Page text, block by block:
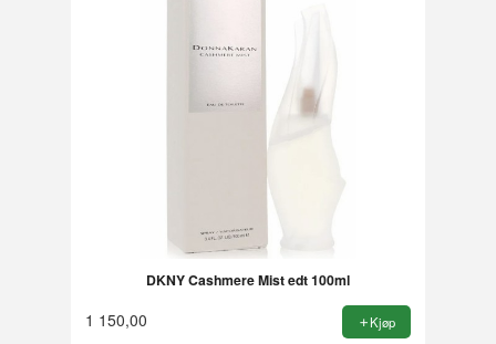
DKNY Cashmere Mist edt 100ml
1 150,00 Kjøp